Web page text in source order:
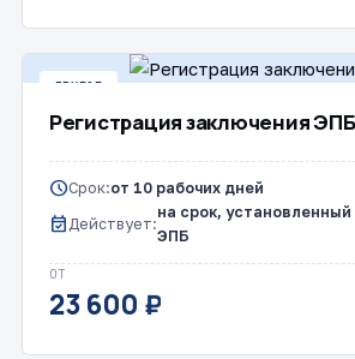
ДРУГОЕ
Регистрация заключения ЭПБ
scheduleСрок:от 10 рабочих дней
event_availableДействует:
на срок,
ЭПБ
ОТ
23 600 ₽